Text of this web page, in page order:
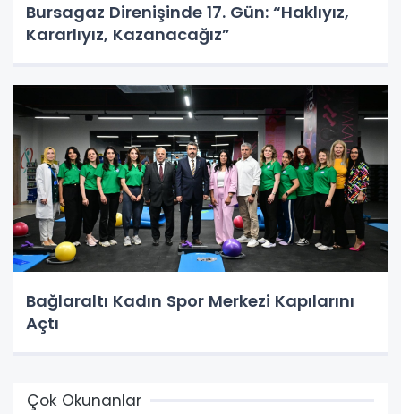
Bursagaz Direnişinde 17. Gün: “Haklıyız,
Kararlıyız, Kazanacağız”
Bağlaraltı Kadın Spor Merkezi Kapılarını
Açtı
Çok Okunanlar